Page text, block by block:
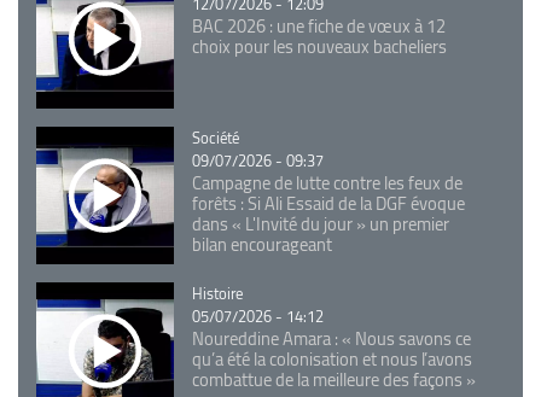
BAC 2026 : une fiche de vœux à 12
choix pour les nouveaux bacheliers
Catégorie
Société
09/07/2026 - 09:37
Campagne de lutte contre les feux de
forêts : Si Ali Essaid de la DGF évoque
dans « L'Invité du jour » un premier
bilan encourageant
Catégorie
Histoire
05/07/2026 - 14:12
Noureddine Amara : « Nous savons ce
qu’a été la colonisation et nous l’avons
combattue de la meilleure des façons »